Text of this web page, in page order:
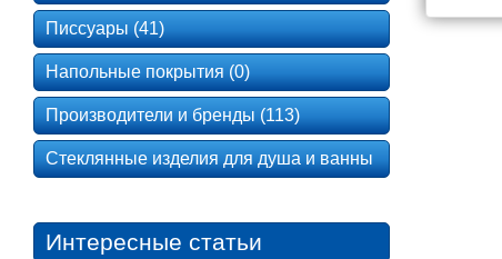
Писсуары (41)
Напольные покрытия (0)
Производители и бренды (113)
Стеклянные изделия для душа и ванны
Интересные статьи